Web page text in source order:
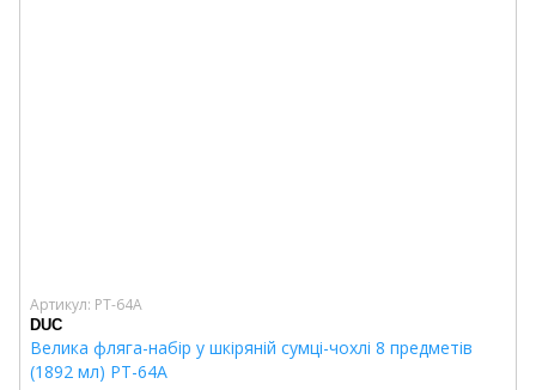
Артикул: PT-64A
DUC
Велика фляга-набір у шкіряній сумці-чохлі 8 предметів
(1892 мл) PT-64A